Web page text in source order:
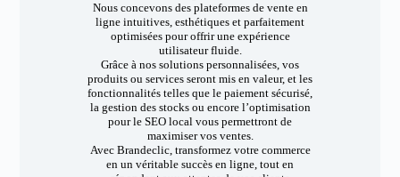
Nous concevons des plateformes de vente en
ligne intuitives, esthétiques et parfaitement
optimisées pour offrir une expérience
utilisateur fluide.
Grâce à nos solutions personnalisées, vos
produits ou services seront mis en valeur, et les
fonctionnalités telles que le paiement sécurisé,
la gestion des stocks ou encore l’optimisation
pour le SEO local vous permettront de
maximiser vos ventes.
Avec Brandeclic, transformez votre commerce
en un véritable succès en ligne, tout en